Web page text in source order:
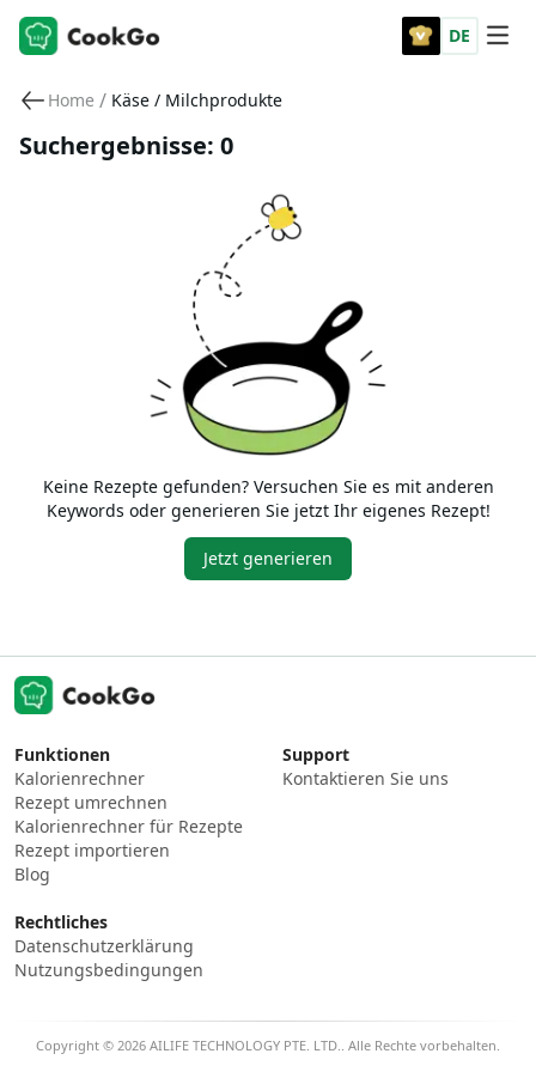
DE
Home / Käse / Milchprodukte
Suchergebnisse: 0
Keine Rezepte gefunden? Versuchen Sie es mit anderen
Keywords oder generieren Sie jetzt Ihr eigenes Rezept!
Jetzt generieren
Funktionen
Kalorienrechner
Rezept umrechnen
Kalorienrechner für Rezepte
Rezept importieren
Blog
Support
Kontaktieren Sie uns
Rechtliches
Datenschutzerklärung
Nutzungsbedingungen
Copyright © 2026 AILIFE TECHNOLOGY PTE. LTD.. Alle Rechte vorbehalten.